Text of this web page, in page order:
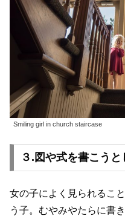
Smiling girl in church staircase
３.図や式を書こうと
女の子によく見られるこ
う子。むやみやたらに書